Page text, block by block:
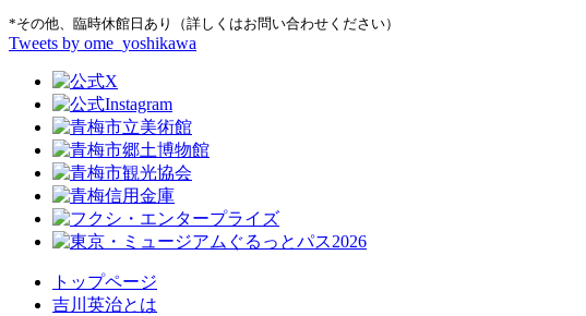
*その他、臨時休館日あり（詳しくはお問い合わせください）
Tweets by ome_yoshikawa
トップページ
吉川英治とは